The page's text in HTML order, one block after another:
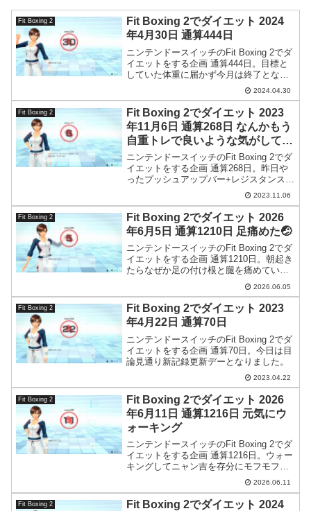
Fit Boxing 2
Fit Boxing 2でダイエット 2024
年4月30日 通算444日
ニンテンドースイッチのFit Boxing 2でダ
イエットをする企画 通算444日。目標と
していた体重に届かず今月は終了となり
2024.04.30
Fit Boxing 2
Fit Boxing 2でダイエット 2023
年11月6日 通算268日 なんかもう
自重トレで良いような気がしてき
た
ニンテンドースイッチのFit Boxing 2でダ
イエットをする企画 通算268日。昨日や
ったプッシュアップバー+レジスタンスバ
ンドの腕立て伏せが効いて今日は朝から
2023.11.06
Fit Boxing 2
Fit Boxing 2でダイエット 2026
年6月5日 通算1210日 足痛めた🤕
ニンテンドースイッチのFit Boxing 2でダ
イエットをする企画 通算1210日。朝起き
たらなぜか足の付け根と腿を痛めていて
歩行すらしんどい状態になってました。
2026.06.05
Fit Boxing 2
Fit Boxing 2でダイエット 2023
年4月22日 通算70日
ニンテンドースイッチのFit Boxing 2でダ
イエットをする企画 通算70日。今日は目
論見通り新記録更新デーとなりました。
2023.04.22
Fit Boxing 2
Fit Boxing 2でダイエット 2026
年6月11日 通算1216日 元気にウ
ォーキング
ニンテンドースイッチのFit Boxing 2でダ
イエットをする企画 通算1216日。ウォー
キングしてニャン吉を存分にモフモフし
2026.06.11
Fit Boxing 2
Fit Boxing 2でダイエット 2024